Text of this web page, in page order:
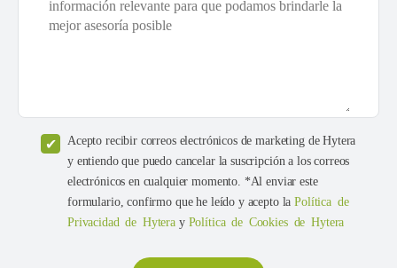
Acepto recibir correos electrónicos de marketing de Hytera
y entiendo que puedo cancelar la suscripción a los correos
electrónicos en cualquier momento. *Al enviar este
formulario, confirmo que he leído y acepto laPolítica de
Privacidad de Hytera y Política de Cookies de Hytera